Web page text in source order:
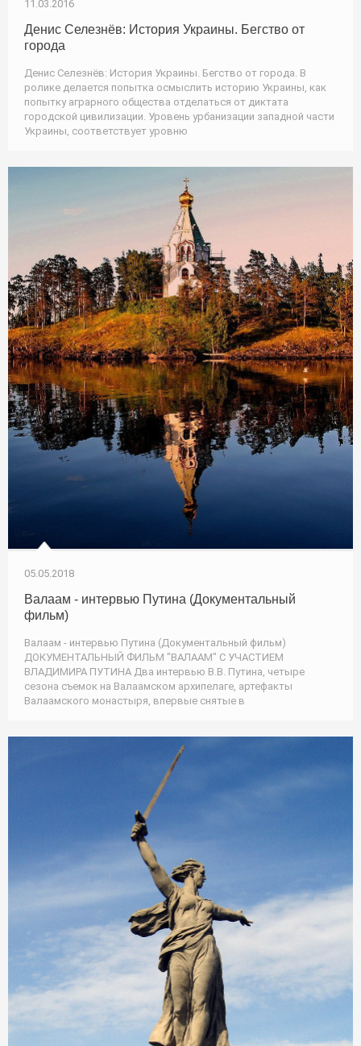
11.03.2016
Денис Селезнёв: История Украины. Бегство от
города
Денис Селезнёв: История Украины. Бегство от города. В
ролике делается попытка осмыслить историю Украины, как
попытку аграрного общества отделаться от диктата
городской цивилизации. Уровень урбанизации западной части
Украины, соответствует уровню
05.05.2018
Валаам - интервью Путина (Документальный
фильм)
Валаам - интервью Путина (Документальный фильм)
ДОКУМЕНТАЛЬНЫЙ ФИЛЬМ "ВАЛААМ" С УЧАСТИЕМ
ВЛАДИМИРА ПУТИНА Два интервью В.В. Путина, четыре
сезона съемок на Валаамском архипелаге, артефакты
Валаамского монастыря, впервые снятые в